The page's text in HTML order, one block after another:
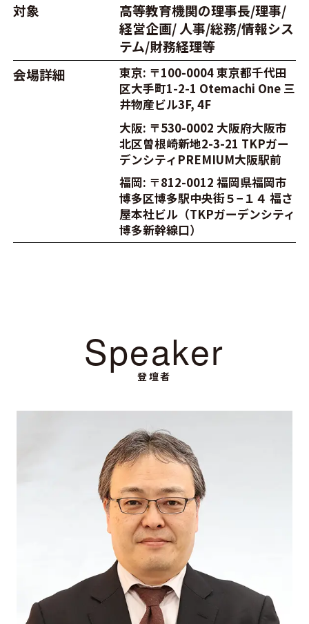
対象
高等教育機関の理事長/理事/
経営企画/ 人事/総務/情報シス
テム/財務経理等
会場詳細
東京: 〒100-0004 東京都千代田
区大手町1-2-1 Otemachi One 三
井物産ビル3F, 4F
大阪: 〒530-0002 大阪府大阪市
北区曽根崎新地2-3-21 TKPガー
デンシティPREMIUM大阪駅前
福岡: 〒812-0012 福岡県福岡市
博多区博多駅中央街５−１４ 福さ
屋本社ビル（TKPガーデンシティ
博多新幹線口）
Speaker
登壇者